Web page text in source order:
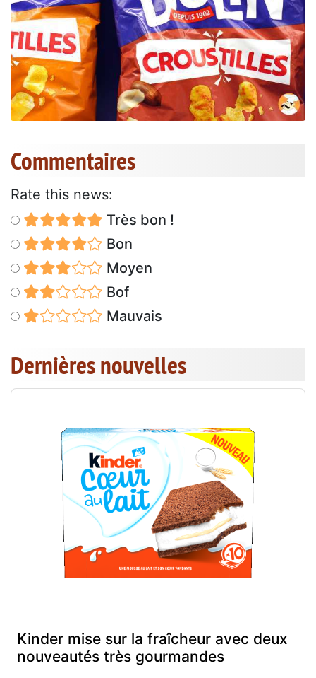
Commentaires
Rate this news:
Très bon !
Bon
Moyen
Bof
Mauvais
Dernières nouvelles
Kinder mise sur la fraîcheur avec deux
nouveautés très gourmandes